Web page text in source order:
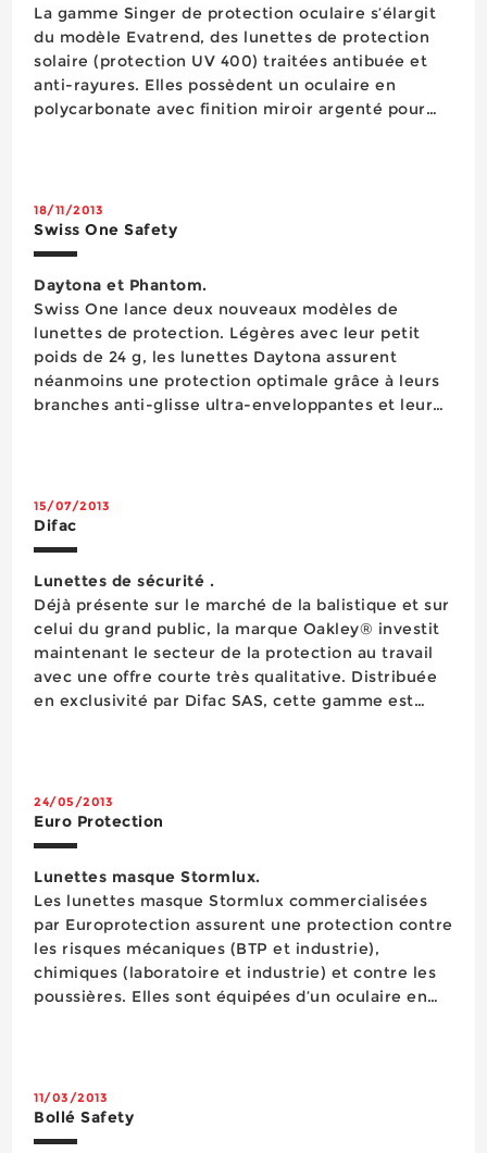
La gamme Singer de protection oculaire s’élargit
du modèle Evatrend, des lunettes de protection
solaire (protection UV 400) traitées antibuée et
anti-rayures. Elles possèdent un oculaire en
polycarbonate avec finition miroir argenté pour
transp...
18/11/2013
Swiss One Safety
Daytona et Phantom.
Swiss One lance deux nouveaux modèles de
lunettes de protection. Légères avec leur petit
poids de 24 g, les lunettes Daytona assurent
néanmoins une protection optimale grâce à leurs
branches anti-glisse ultra-enveloppantes et leur
15/07/2013
Difac
Lunettes de sécurité .
Déjà présente sur le marché de la balistique et sur
celui du grand public, la marque Oakley® investit
maintenant le secteur de la protection au travail
avec une offre courte très qualitative. Distribuée
en exclusivité par Difac SAS, cette gamme est
24/05/2013
Euro Protection
Lunettes masque Stormlux.
Les lunettes masque Stormlux commercialisées
par Europrotection assurent une protection contre
les risques mécaniques (BTP et industrie),
chimiques (laboratoire et industrie) et contre les
poussières. Elles sont équipées d’un oculaire en
11/03/2013
Bollé Safety